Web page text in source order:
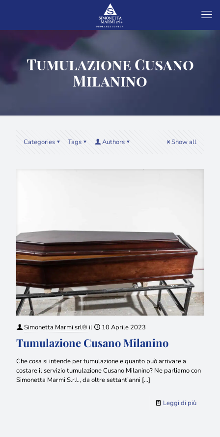
Tumulazione Cusano
Milanino
Categories Tags Authors Show all
Simonetta Marmi srl® il 10 Aprile 2023
Tumulazione Cusano Milanino
Che cosa si intende per tumulazione e quanto può arrivare a
costare il servizio tumulazione Cusano Milanino? Ne parliamo con
Simonetta Marmi S.r.l., da oltre settant’anni […]
Leggi di più